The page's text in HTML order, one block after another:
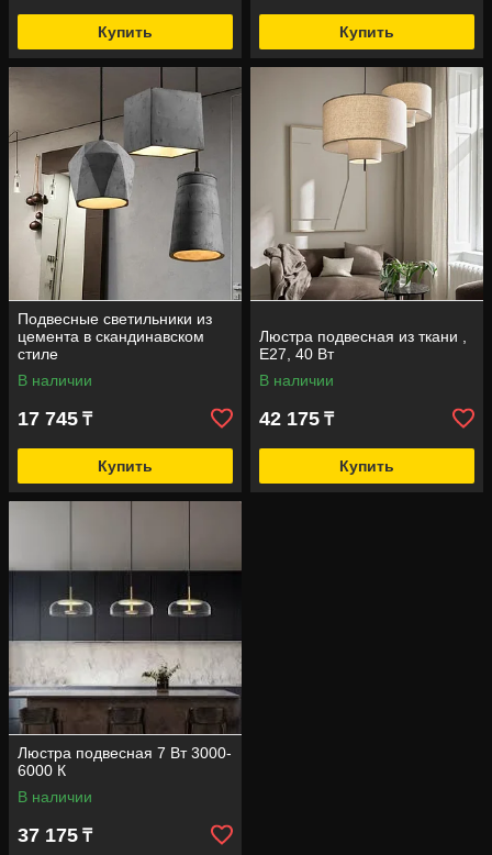
Купить Купить
Подвесные светильники из
цемента в скандинавском
стиле
В наличии
17 745 ₸
Купить
Люстра подвесная из ткани ,
E27, 40 Вт
В наличии
42 175 ₸
Купить
Люстра подвесная 7 Вт 3000-
6000 К
В наличии
37 175 ₸